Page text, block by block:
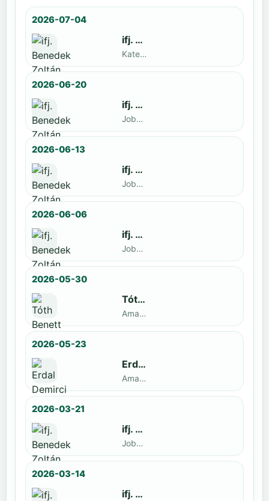
2026-07-04
ifj. Benedek Zoltán
Kategoria1 neve · döntős: Lajkó Hunor
2026-06-20
ifj. Benedek Zoltán
Jobbak · döntős: Szatmári István
2026-06-13
ifj. Benedek Zoltán
Jobbak · döntős: Kende Mátyás
2026-06-06
ifj. Benedek Zoltán
Jobbak · döntős: Marko Novkov
2026-05-30
Tóth Benett
Amatőr · döntős: ifj. Benedek Zoltán
2026-05-23
Erdal Demirci
Amatőr · döntős: Enyedi Gergely
2026-03-21
ifj. Benedek Zoltán
Jobbak · döntős: Szatmári István
2026-03-14
ifj. Benedek Zoltán